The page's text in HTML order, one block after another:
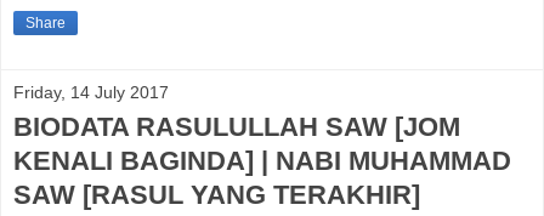
Share
Friday, 14 July 2017
BIODATA RASULULLAH SAW [JOM
KENALI BAGINDA] | NABI MUHAMMAD
SAW [RASUL YANG TERAKHIR]